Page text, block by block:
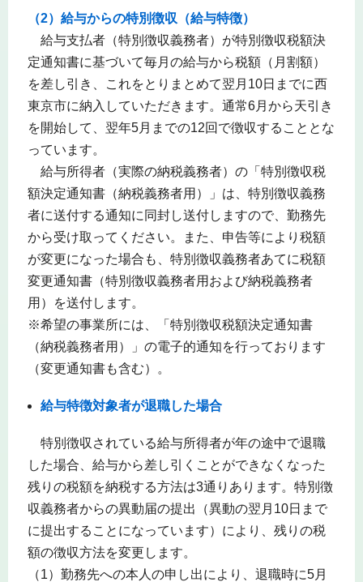
（2）給与からの特別徴収（給与特徴）
給与支払者（特別徴収義務者）が特別徴収税額決
定通知書に基づいて毎月の給与から税額（月割額）
を差し引き、これをとりまとめて翌月10日までに西
東京市に納入していただきます。通常6月から天引き
を開始して、翌年5月までの12回で徴収することとな
っています。
給与所得者（実際の納税義務者）の「特別徴収税
額決定通知書（納税義務者用）」は、特別徴収義務
者に送付する通知に同封し送付しますので、勤務先
から受け取ってください。また、申告等により税額
が変更になった場合も、特別徴収義務者あてに税額
変更通知書（特別徴収義務者用および納税義務者
用）を送付します。
※希望の事業所には、「特別徴収税額決定通知書
（納税義務者用）」の電子的通知を行っております
（変更通知書も含む）。
給与特徴対象者が退職した場合
特別徴収されている給与所得者が年の途中で退職
した場合、給与から差し引くことができなくなった
残りの税額を納税する方法は3通りあります。特別徴
収義務者からの異動届の提出（異動の翌月10日まで
に提出することになっています）により、残りの税
額の徴収方法を変更します。
（1）勤務先への本人の申し出により、退職時に5月